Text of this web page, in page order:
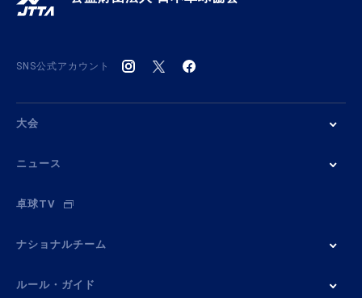
SNS公式アカウント
大会
ニュース
卓球TV
ナショナルチーム
ルール・ガイド